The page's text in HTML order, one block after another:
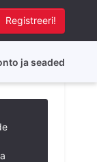
Registreeri!
ja seaded